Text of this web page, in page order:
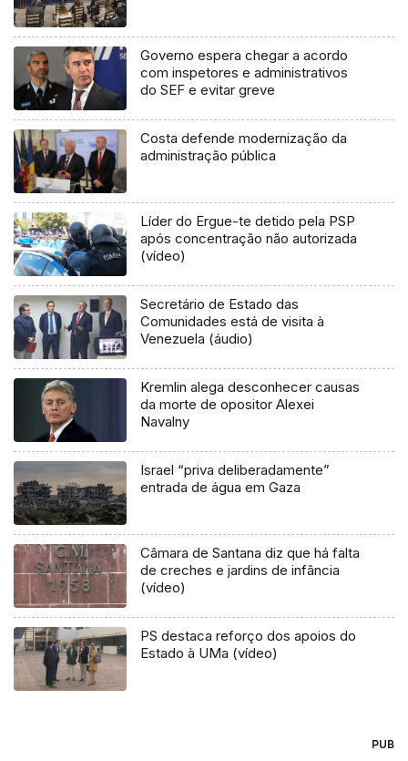
Governo espera chegar a acordo
com inspetores e administrativos
do SEF e evitar greve
Costa defende modernização da
administração pública
Líder do Ergue-te detido pela PSP
após concentração não autorizada
(vídeo)
Secretário de Estado das
Comunidades está de visita à
Venezuela (áudio)
Kremlin alega desconhecer causas
da morte de opositor Alexei
Navalny
Israel “priva deliberadamente”
entrada de água em Gaza
Câmara de Santana diz que há falta
de creches e jardins de infância
(vídeo)
PS destaca reforço dos apoios do
Estado à UMa (vídeo)
PUB